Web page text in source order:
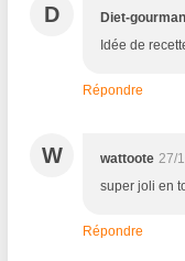
D Diet-
Idée de
Répondre
W wattoote 27/
super joli en
Répondre